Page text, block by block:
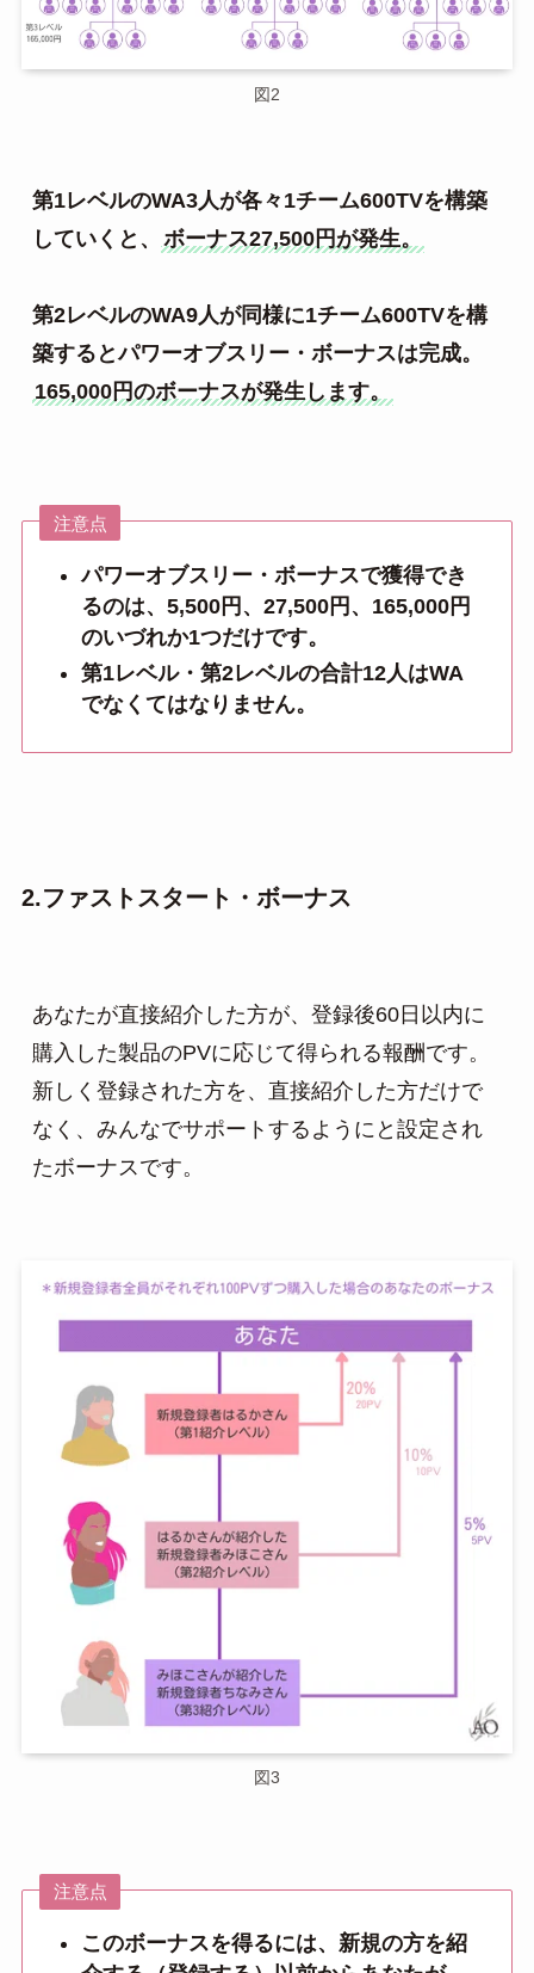
図2
第1レベルのWA3人が各々1チーム600TVを構築
していくと、
ボーナス27,500円が発生。
第2レベルのWA9人が同様に1チーム600TVを構
築するとパワーオブスリー・ボーナスは完成。
165,000円のボーナスが発生します。
注意点
パワーオブスリー・ボーナスで獲得でき
るのは、5,500円、27,500円、165,000円
のいづれか1つだけです。
第1レベル・第2レベルの合計12人はWA
でなくてはなりません。
2.ファストスタート・ボーナス
あなたが直接紹介した方が、登録後60日以内に
購入した製品のPVに応じて得られる報酬です。
新しく登録された方を、直接紹介した方だけで
なく、みんなでサポートするようにと設定され
たボーナスです。
図3
注意点
このボーナスを得るには、新規の方を紹